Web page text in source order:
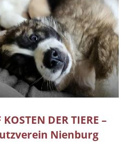
DER TIERE –
Nienburg